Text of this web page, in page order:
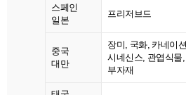
스페인
일본
프리저브드
중국
대만
장미, 국화, 카네이
시네신스, 관엽식물
부자재